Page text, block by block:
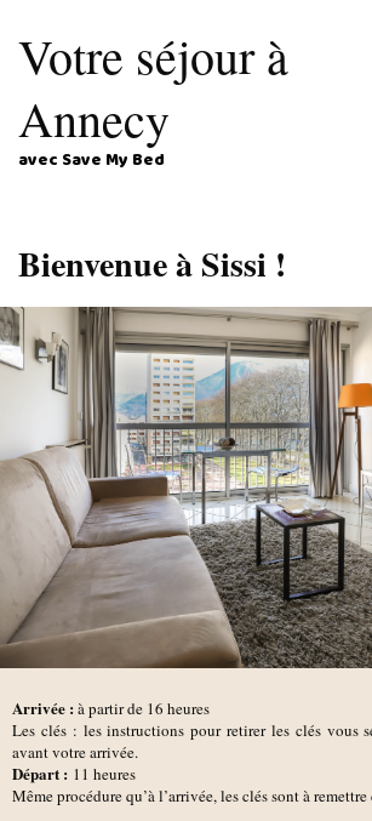
Votre séjour à
Annecy
avec Save My Bed
Bienvenue à Sissi !
Arrivée : à partir de 16 heures
Les clés : les instructions pour retirer les clés vous
avant votre arrivée.
Départ : 11 heures
Même procédure qu’à l’arrivée, les clés sont à